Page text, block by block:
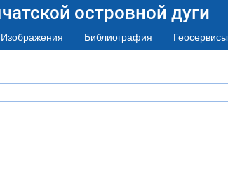
островной дуги
Изображения Библиография Геосервисы